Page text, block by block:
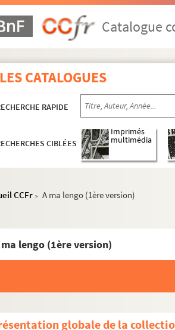
Catalogue
LES CATALOGUES
RAPIDE
CIBLÉES
Imprimés
multimédia
CCFr > A ma lengo (1ère version)
ma lengo (1ère version)
globale de la
Documents de famille
Les brouillons de Paul Albarel
ALB 4.2. Années 1901 à 1903